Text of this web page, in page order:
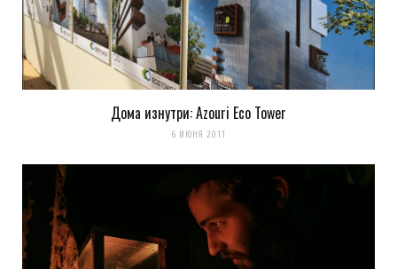
Дома изнутри: Azouri Eco Tower
6 ИЮНЯ 2011